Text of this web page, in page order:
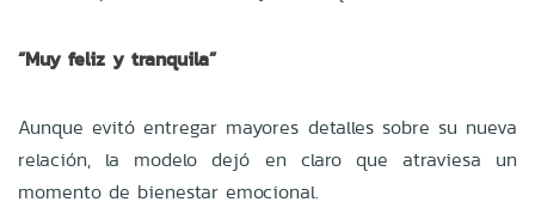
“Muy feliz y tranquila”
Aunque evitó entregar mayores detalles sobre su nueva
relación, la modelo dejó en claro que atraviesa un
momento de bienestar emocional.